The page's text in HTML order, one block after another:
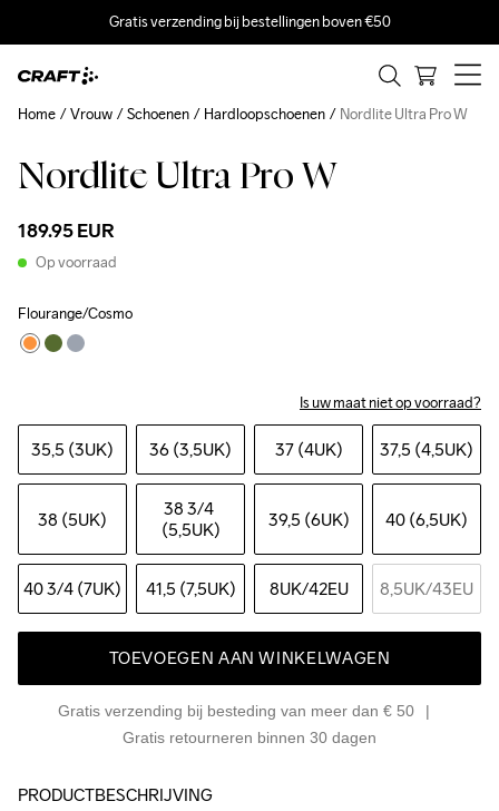
Gratis verzending bij bestellingen boven €50
Nordlite Ultra Pro W
189.95 EUR
Op voorraad
Flourange/Cosmo
Is uw maat niet op voorraad?
35,5 (3UK) 36 (3,5UK) 37 (4UK) 37,5 (4,5UK)
38 (5UK) 38 3/4
(5,5UK)
39,5 (6UK) 40 (6,5UK)
40 3/4 (7UK) 41,5 (7,5UK) 8UK/42EU 8,5UK/43EU
TOEVOEGEN AAN WINKELWAGEN
Gratis verzending bij besteding van meer dan € 50
Gratis retourneren binnen 30 dagen
Home Vrouw Schoenen Hardloopschoenen Nordlite Ultra Pro W
PRODUCTBESCHRIJVING